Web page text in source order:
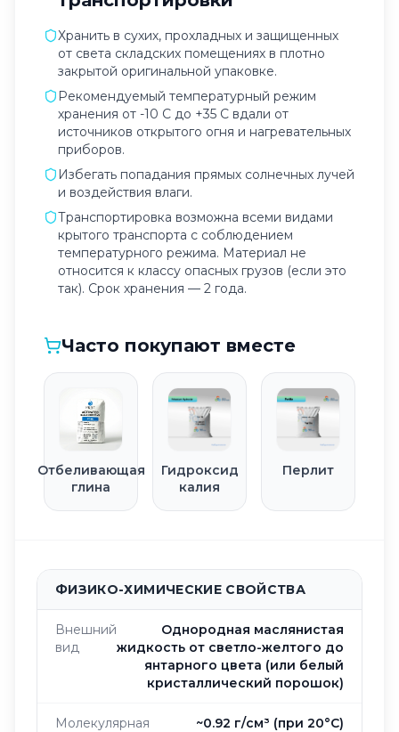
Хранить в сухих, прохладных и защищенных
от света складских помещениях в плотно
закрытой оригинальной упаковке.
Рекомендуемый температурный режим
хранения от -10 C до +35 C вдали от
источников открытого огня и нагревательных
приборов.
Избегать попадания прямых солнечных лучей
и воздействия влаги.
Транспортировка возможна всеми видами
крытого транспорта с соблюдением
температурного режима. Материал не
относится к классу опасных грузов (если это
так). Срок хранения — 2 года.
Часто покупают вместе
Отбеливающая
глина
Гидроксид
калия
Перлит
ФИЗИКО-ХИМИЧЕСКИЕ СВОЙСТВА
Внешний
вид
Однородная маслянистая
жидкость от светло-желтого до
янтарного цвета (или белый
кристаллический порошок)
Молекулярная
~0.92 г/см³ (при 20°C)